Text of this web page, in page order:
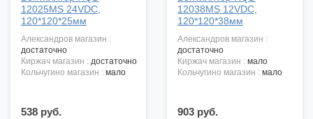
12025MS 24VDC,
120*120*25мм
александров магазин :
достаточно
киржач магазин : достаточно
кольчугино магазин : мало
538 руб.
12038MS 12VDC,
120*120*38мм
александров магазин :
достаточно
киржач магазин : мало
кольчугино магазин : мало
903 руб.